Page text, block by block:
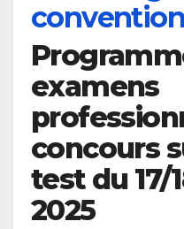
convention
examens
concours
test du 17/
2025